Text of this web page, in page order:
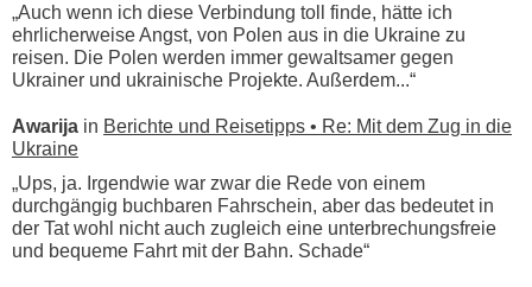
„Auch wenn ich diese Verbindung toll finde, hätte ich
ehrlicherweise Angst, von Polen aus in die Ukraine zu
reisen. Die Polen werden immer gewaltsamer gegen
Ukrainer und ukrainische Projekte. Außerdem...“
Awarija in Berichte und Reisetipps • Re: Mit dem Zug in die
Ukraine
„Ups, ja. Irgendwie war zwar die Rede von einem
durchgängig buchbaren Fahrschein, aber das bedeutet in
der Tat wohl nicht auch zugleich eine unterbrechungsfreie
und bequeme Fahrt mit der Bahn. Schade“